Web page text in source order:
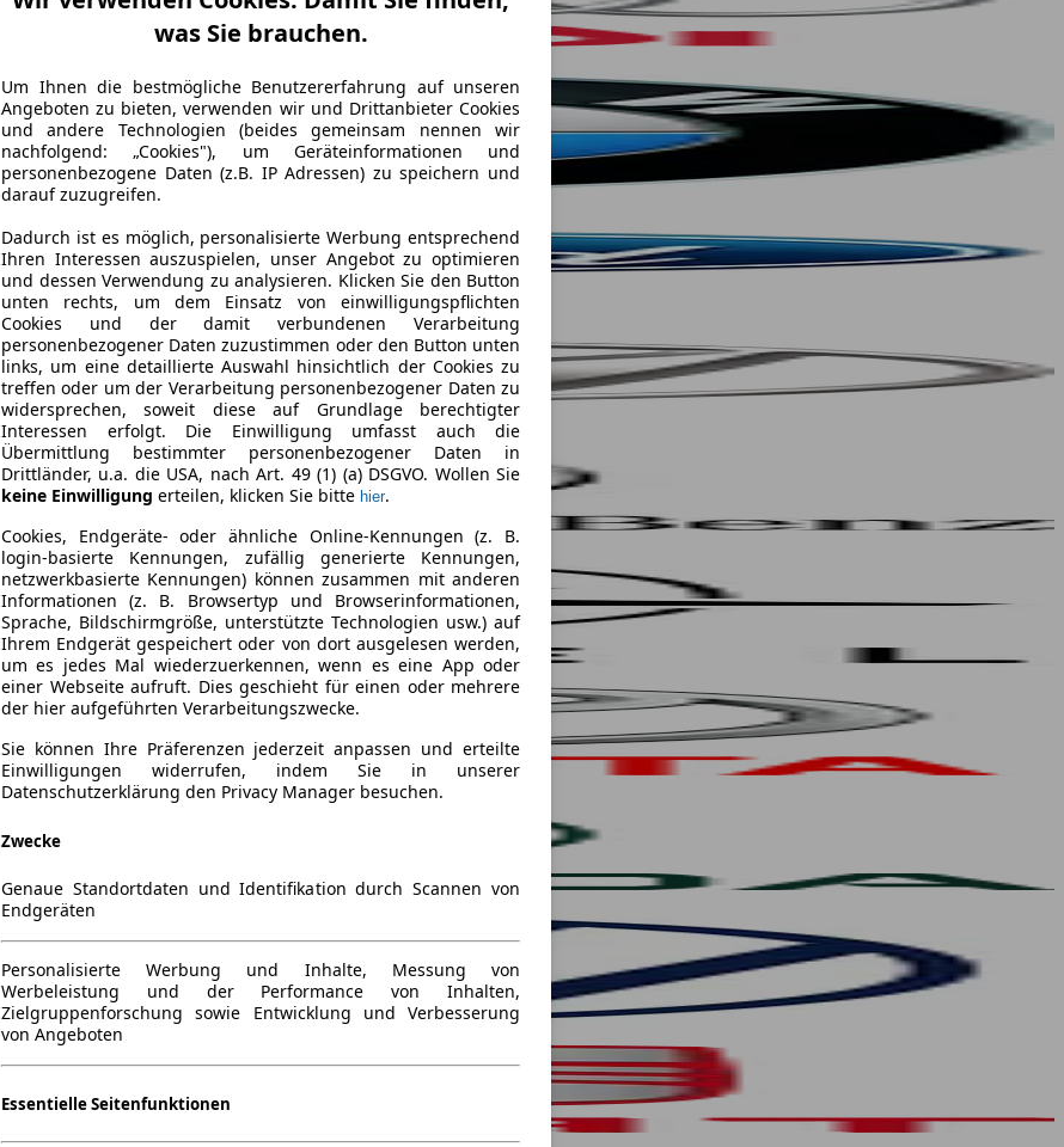
was Sie brauchen.
Um Ihnen die bestmögliche Benutzererfahrung auf unseren
Angeboten zu bieten, verwenden wir und Drittanbieter Cookies
und andere Technologien (beides gemeinsam nennen wir
nachfolgend: „Cookies"), um Geräteinformationen und
personenbezogene Daten (z.B. IP Adressen) zu speichern und
darauf zuzugreifen.
Dadurch ist es möglich, personalisierte Werbung entsprechend
Ihren Interessen auszuspielen, unser Angebot zu optimieren
und dessen Verwendung zu analysieren. Klicken Sie den Button
unten rechts, um dem Einsatz von einwilligungspflichten
Cookies und der damit verbundenen Verarbeitung
personenbezogener Daten zuzustimmen oder den Button unten
links, um eine detaillierte Auswahl hinsichtlich der Cookies zu
treffen oder um der Verarbeitung personenbezogener Daten zu
widersprechen, soweit diese auf Grundlage berechtigter
Interessen erfolgt. Die Einwilligung umfasst auch die
Übermittlung bestimmter personenbezogener Daten in
Drittländer, u.a. die USA, nach Art. 49 (1) (a) DSGVO. Wollen Sie
keine Einwilligung erteilen, klicken Sie bitte hier.
Cookies, Endgeräte- oder ähnliche Online-Kennungen (z. B.
login-basierte Kennungen, zufällig generierte Kennungen,
netzwerkbasierte Kennungen) können zusammen mit anderen
Informationen (z. B. Browsertyp und Browserinformationen,
Sprache, Bildschirmgröße, unterstützte Technologien usw.) auf
Ihrem Endgerät gespeichert oder von dort ausgelesen werden,
um es jedes Mal wiederzuerkennen, wenn es eine App oder
einer Webseite aufruft. Dies geschieht für einen oder mehrere
der hier aufgeführten Verarbeitungszwecke.
Sie können Ihre Präferenzen jederzeit anpassen und erteilte
Einwilligungen widerrufen, indem Sie in unserer
Datenschutzerklärung den Privacy Manager besuchen.
Zwecke
Genaue Standortdaten und Identifikation durch Scannen von
Endgeräten
Personalisierte Werbung und Inhalte, Messung von
Werbeleistung und der Performance von Inhalten,
Zielgruppenforschung sowie Entwicklung und Verbesserung
von Angeboten
Essentielle Seitenfunktionen